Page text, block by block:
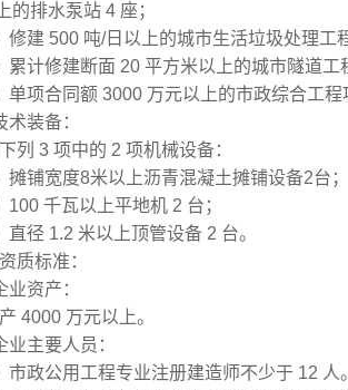
的排水泵站 4 座；
修建 500 吨/日以上的城市生活垃圾处理工
累计修建断面 20 平方米以上的城市隧道工
单项合同额 3000 万元以上的市政综合工程
术装备：
列 3 项中的 2 项机械设备：
摊铺宽度8米以上沥青混凝土摊铺设备2台；
100 千瓦以上平地机 2 台；
直径 1.2 米以上顶管设备 2 台。
质标准：
业资产：
4000 万元以上。
业主要人员：
市政公用工程专业注册建造师不少于 12 人